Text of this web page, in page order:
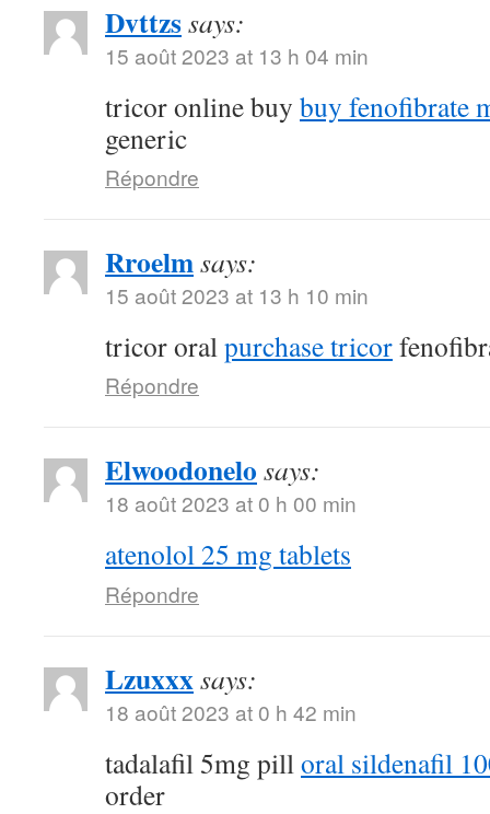
Dvttzssays:
15 août 2023 at 13 h 04 min
tricor online buy buy fenofibrate
generic
Répondre
Rroelmsays:
15 août 2023 at 13 h 10 min
tricor oralpurchase tricor
Répondre
Elwoodonelo says:
18 août 2023 at 0 h 00 min
atenolol 25 mg tablets
Répondre
Lzuxxxsays:
18 août 2023 at 0 h 42 min
tadalafil 5mg pilloral sildenafil
order